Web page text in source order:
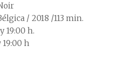
/ 2018 /113 min.
19:00 h.
19:00 h